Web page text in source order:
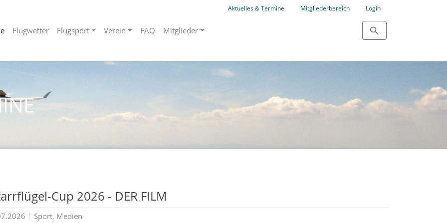
Aktuelles & Termine Mitgliederbereich Login
Flugwetter Flugsport Verein FAQ Mitglieder
Cup 2026 - DER FILM
Sport, Medien